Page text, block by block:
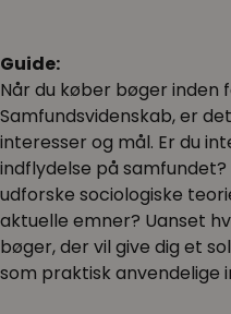
Guide:
Når du køber bøger inden
Samfundsvidenskab, er
interesser og mål. Er du
indflydelse på
udforske sociologiske
aktuelle emner? Uanset
bøger, der vil give dig et
som praktisk anvendelige